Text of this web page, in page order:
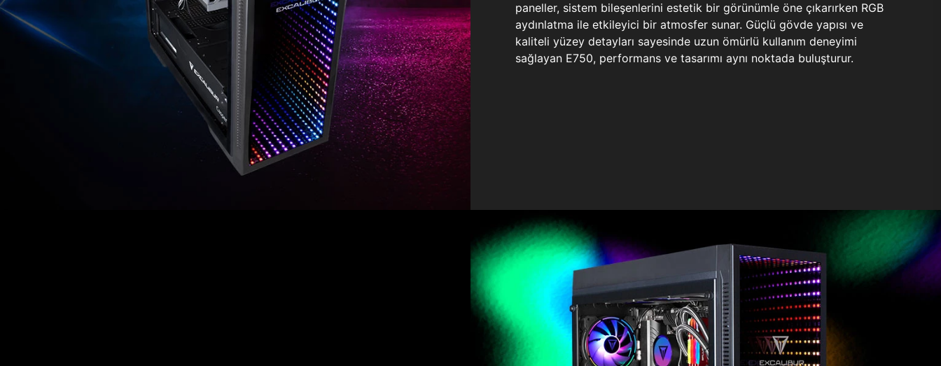
paneller, sistem bileşenlerini estetik bir görünümle öne çıkarırken RGB
aydınlatma ile etkileyici bir atmosfer sunar. Güçlü gövde yapısı ve
kaliteli yüzey detayları sayesinde uzun ömürlü kullanım deneyimi
sağlayan E750, performans ve tasarımı aynı noktada buluşturur.